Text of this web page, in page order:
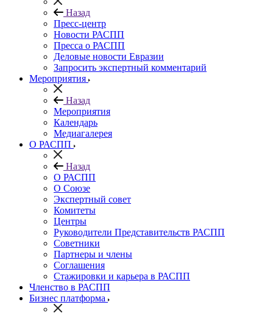
Назад
Пресс-центр
Новости РАСПП
Пресса о РАСПП
Деловые новости Евразии
Запросить экспертный комментарий
Мероприятия
Назад
Мероприятия
Календарь
Медиагалерея
О РАСПП
Назад
О РАСПП
О Союзе
Экспертный совет
Комитеты
Центры
Руководители Представительств РАСПП
Советники
Партнеры и члены
Соглашения
Стажировки и карьера в РАСПП
Членство в РАСПП
Бизнес платформа